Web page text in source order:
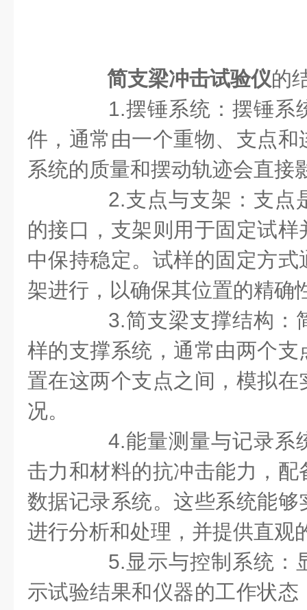
简支梁冲击试验仪的
1.摆锤系统：摆锤系
件，通常由一个重物、支点
系统的质量和摆动轨迹会直接
2.支点与支架：支点
的接口，支架则用于固定试
中保持稳定。试样的固定方
架进行，以确保其位置的精确
3.简支梁支撑结构：
样的支撑系统，通常由两个
置在这两个支点之间，模拟
况。
4.能量测量与记录系
击力和材料的抗冲击能力，
数据记录系统。这些系统能
进行分析和处理，并提供直观
5.显示与控制系统：
示试验结果和仪器的工作状